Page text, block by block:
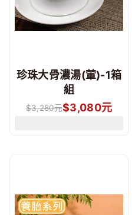
珍珠大骨濃湯(葷)-1箱
組
$3,280元$3,080元